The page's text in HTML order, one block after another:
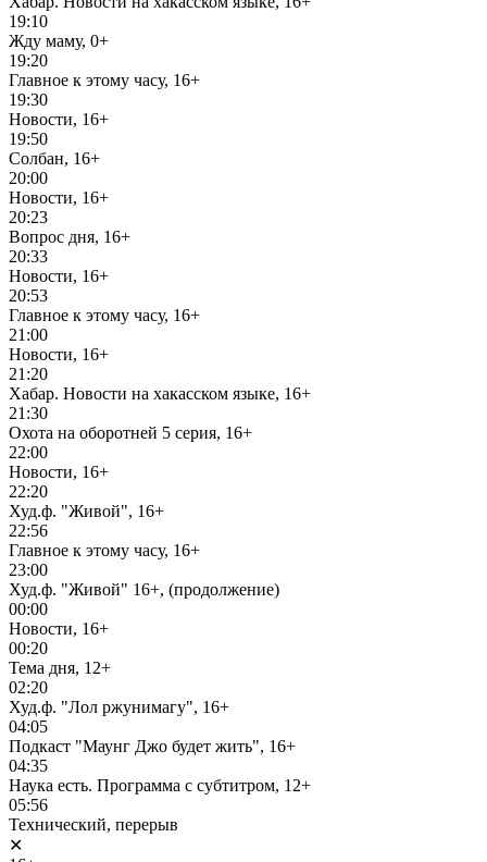
19:10
Жду маму, 0+
19:20
Главное к этому часу, 16+
19:30
Новости, 16+
19:50
Солбан, 16+
20:00
Новости, 16+
20:23
Вопрос дня, 16+
20:33
Новости, 16+
20:53
Главное к этому часу, 16+
21:00
Новости, 16+
21:20
Хабар. Новости на хакасском языке, 16+
21:30
Охота на оборотней 5 серия, 16+
22:00
Новости, 16+
22:20
Худ.ф. "Живой", 16+
22:56
Главное к этому часу, 16+
23:00
Худ.ф. "Живой" 16+, (продолжение)
00:00
Новости, 16+
00:20
Тема дня, 12+
02:20
Худ.ф. "Лол ржунимагу", 16+
04:05
Подкаст "Маунг Джо будет жить", 16+
04:35
Наука есть. Программа с субтитром, 12+
05:56
Технический, перерыв
✕